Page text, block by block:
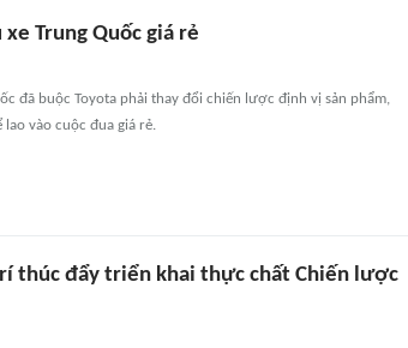
Trung Quốc giá rẻ
đã buộc Toyota phải thay đổi chiến lược định vị sản phẩm,
vào cuộc đua giá rẻ.
thúc đẩy triển khai thực chất Chiến lược